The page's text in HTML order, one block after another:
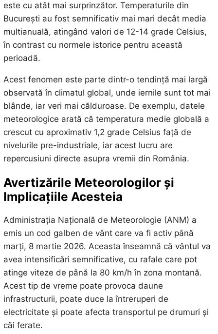
este cu atât mai surprinzător. Temperaturile din
București au fost semnificativ mai mari decât media
multianuală, atingând valori de 12-14 grade Celsius,
în contrast cu normele istorice pentru această
perioadă.
Acest fenomen este parte dintr-o tendință mai largă
observată în climatul global, unde iernile sunt tot mai
blânde, iar veri mai călduroase. De exemplu, datele
meteorologice arată că temperatura medie globală a
crescut cu aproximativ 1,2 grade Celsius față de
nivelurile pre-industriale, iar acest lucru are
repercusiuni directe asupra vremii din România.
Avertizările Meteorologilor și
Implicațiile Acesteia
Administrația Națională de Meteorologie (ANM) a
emis un cod galben de vânt care va fi activ până
marți, 8 martie 2026. Aceasta înseamnă că vântul va
avea intensificări semnificative, cu rafale care pot
atinge viteze de până la 80 km/h în zona montană.
Acest tip de vreme poate provoca daune
infrastructurii, poate duce la întreruperi de
electricitate și poate afecta transportul pe drumuri și
căi ferate.